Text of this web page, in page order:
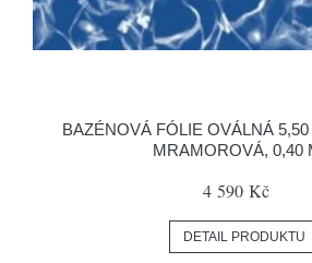
BAZÉNOVÁ FÓLIE OVÁLNÁ
MRAMOROVÁ, 0,40
4 590 Kč
DETAIL PRODUKTU